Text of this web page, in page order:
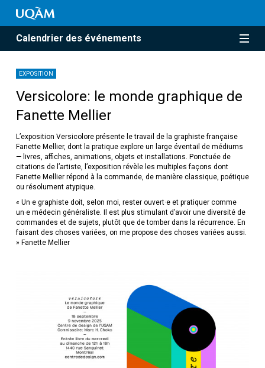
Calendrier des événements
EXPOSITION
Versicolore: le monde graphique de
Fanette Mellier
L’exposition Versicolore présente le travail de la graphiste française
Fanette Mellier, dont la pratique explore un large éventail de médiums
— livres, affiches, animations, objets et installations. Ponctuée de
citations de l’artiste, l’exposition révèle les multiples façons dont
Fanette Mellier répond à la commande, de manière classique, poétique
ou résolument atypique.
« Un·e graphiste doit, selon moi, rester ouvert·e et pratiquer comme
un·e médecin généraliste. Il est plus stimulant d’avoir une diversité de
commandes et de sujets, plutôt que de tomber dans la récurrence. En
faisant des choses variées, on me propose des choses variées aussi.
» Fanette Mellier